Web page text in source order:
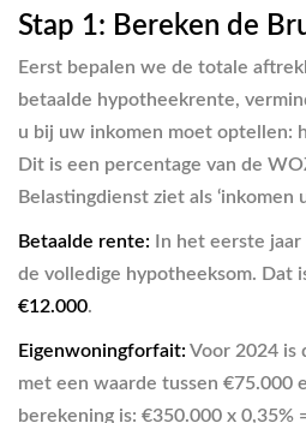
Stap 1: Bereken de
Eerst bepalen we de totale
betaalde hypotheekrente,
u bij uw inkomen moet optellen:
Dit is een percentage van de
Belastingdienst ziet als ‘inkomen
Betaalde rente: In het eerste
de volledige hypotheeksom. Dat
€12.000.
Eigenwoningforfait: Voor 2024 is
met een waarde tussen €75.000
berekening is: €350.000 x 0,35%